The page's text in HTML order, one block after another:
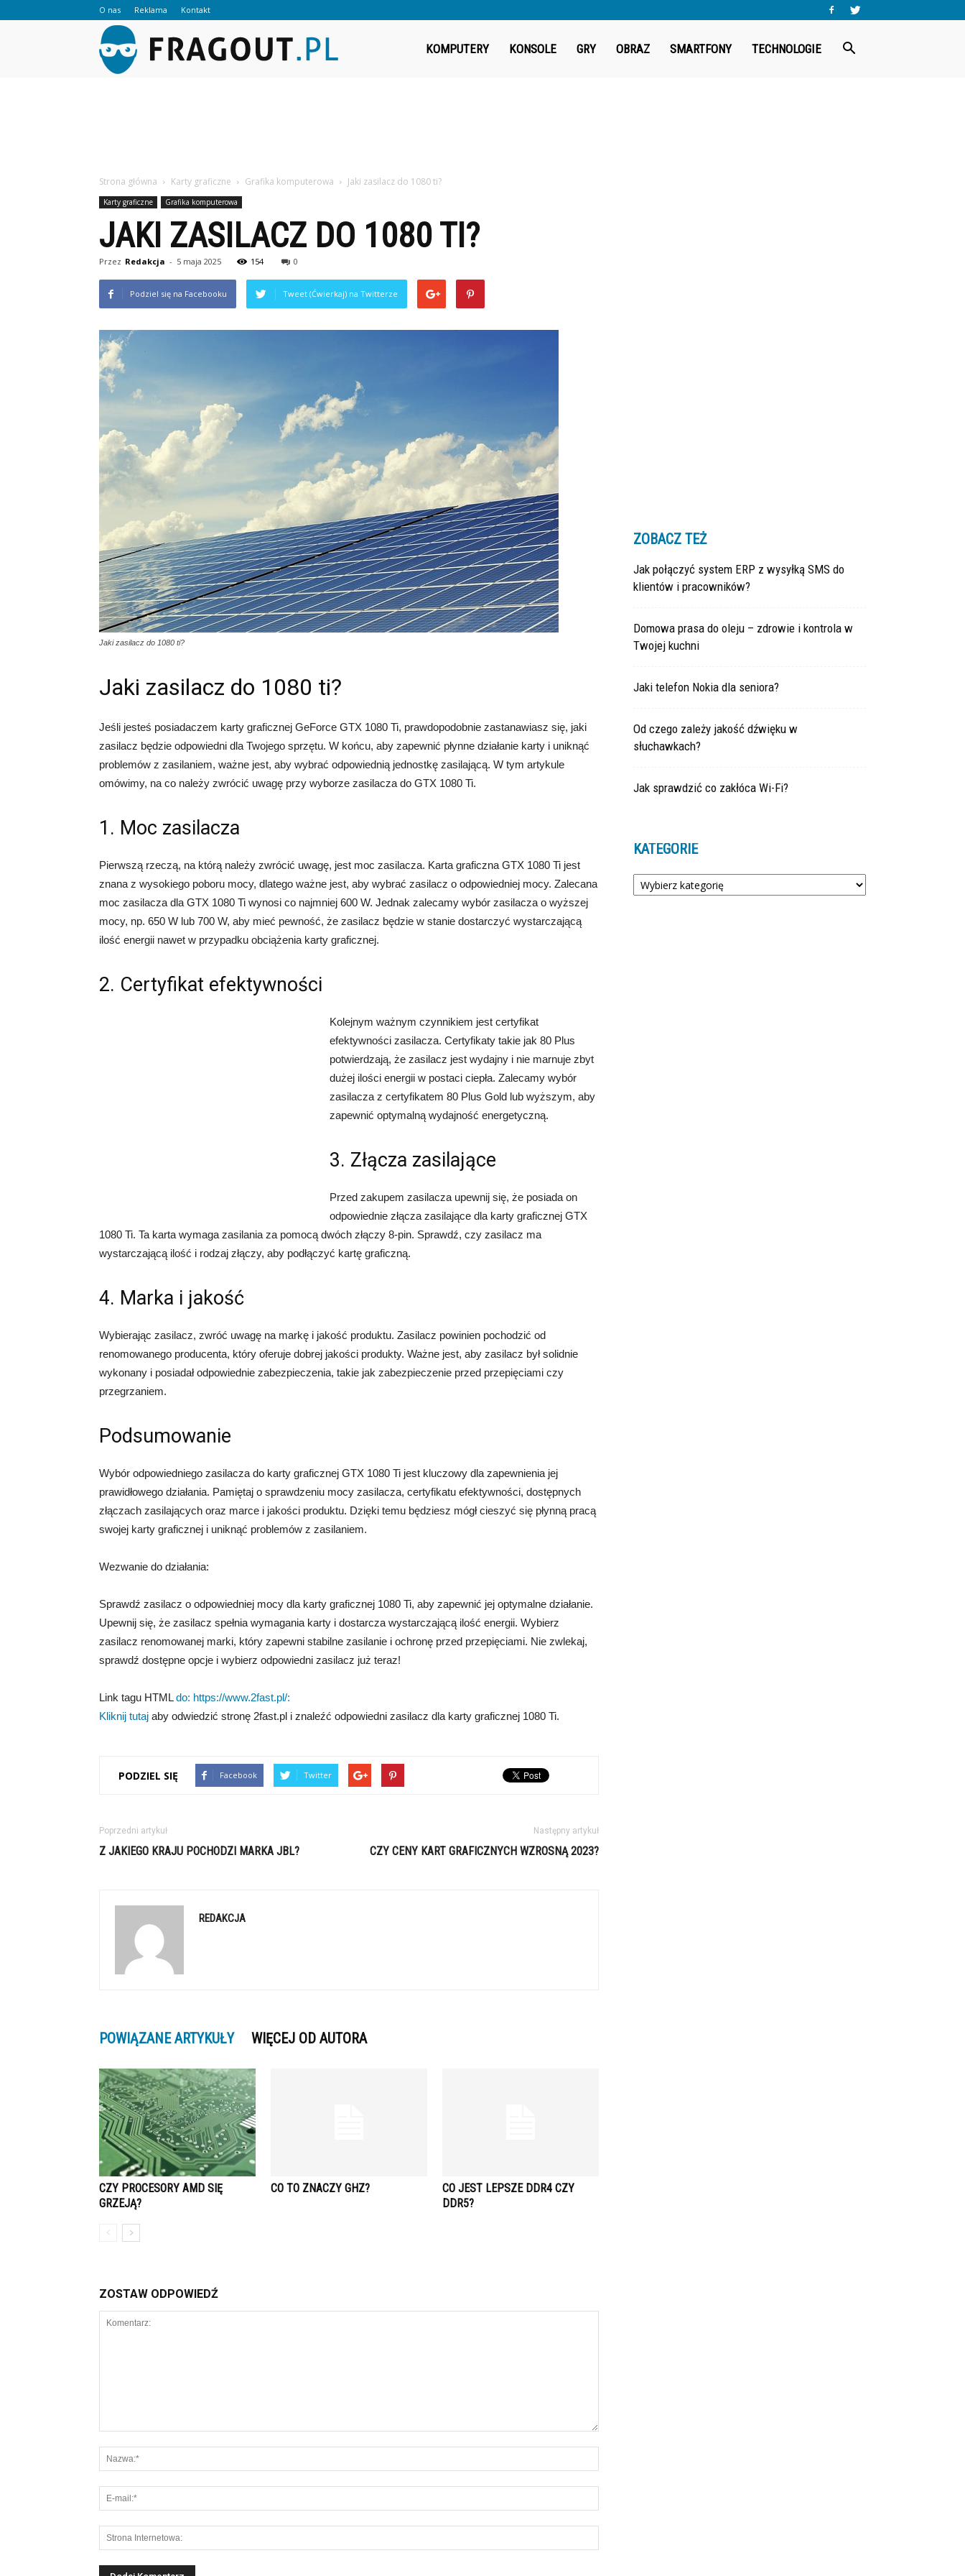
O nas Reklama Kontakt
KOMPUTERY KONSOLE GRY OBRAZ SMARTFONY TECHNOLOGIE
Strona główna Karty graficzne Grafika komputerowa Jaki zasilacz do 1080 ti?
Karty graficzne Grafika komputerowa
JAKI ZASILACZ DO 1080 TI?
Przez Redakcja - 5 maja 2025 154 0
Podziel się na Facebooku Tweet (Ćwierkaj) na Twitterze
Jaki zasilacz do 1080 ti?
Jaki zasilacz do 1080 ti?
Jeśli jesteś posiadaczem karty graficznej GeForce GTX 1080 Ti, prawdopodobnie zastanawiasz się, jaki
zasilacz będzie odpowiedni dla Twojego sprzętu. W końcu, aby zapewnić płynne działanie karty i uniknąć
problemów z zasilaniem, ważne jest, aby wybrać odpowiednią jednostkę zasilającą. W tym artykule
omówimy, na co należy zwrócić uwagę przy wyborze zasilacza do GTX 1080 Ti.
1. Moc zasilacza
Pierwszą rzeczą, na którą należy zwrócić uwagę, jest moc zasilacza. Karta graficzna GTX 1080 Ti jest
znana z wysokiego poboru mocy, dlatego ważne jest, aby wybrać zasilacz o odpowiedniej mocy. Zalecana
moc zasilacza dla GTX 1080 Ti wynosi co najmniej 600 W. Jednak zalecamy wybór zasilacza o wyższej
mocy, np. 650 W lub 700 W, aby mieć pewność, że zasilacz będzie w stanie dostarczyć wystarczającą
ilość energii nawet w przypadku obciążenia karty graficznej.
2. Certyfikat efektywności
Kolejnym ważnym czynnikiem jest certyfikat
efektywności zasilacza. Certyfikaty takie jak 80 Plus
potwierdzają, że zasilacz jest wydajny i nie marnuje zbyt
dużej ilości energii w postaci ciepła. Zalecamy wybór
zasilacza z certyfikatem 80 Plus Gold lub wyższym, aby
zapewnić optymalną wydajność energetyczną.
3. Złącza zasilające
Przed zakupem zasilacza upewnij się, że posiada on
odpowiednie złącza zasilające dla karty graficznej GTX
1080 Ti. Ta karta wymaga zasilania za pomocą dwóch złączy 8-pin. Sprawdź, czy zasilacz ma
wystarczającą ilość i rodzaj złączy, aby podłączyć kartę graficzną.
4. Marka i jakość
Wybierając zasilacz, zwróć uwagę na markę i jakość produktu. Zasilacz powinien pochodzić od
renomowanego producenta, który oferuje dobrej jakości produkty. Ważne jest, aby zasilacz był solidnie
wykonany i posiadał odpowiednie zabezpieczenia, takie jak zabezpieczenie przed przepięciami czy
przegrzaniem.
Podsumowanie
Wybór odpowiedniego zasilacza do karty graficznej GTX 1080 Ti jest kluczowy dla zapewnienia jej
prawidłowego działania. Pamiętaj o sprawdzeniu mocy zasilacza, certyfikatu efektywności, dostępnych
złączach zasilających oraz marce i jakości produktu. Dzięki temu będziesz mógł cieszyć się płynną pracą
swojej karty graficznej i uniknąć problemów z zasilaniem.
Wezwanie do działania:
Sprawdź zasilacz o odpowiedniej mocy dla karty graficznej 1080 Ti, aby zapewnić jej optymalne działanie.
Upewnij się, że zasilacz spełnia wymagania karty i dostarcza wystarczającą ilość energii. Wybierz
zasilacz renomowanej marki, który zapewni stabilne zasilanie i ochronę przed przepięciami. Nie zwlekaj,
sprawdź dostępne opcje i wybierz odpowiedni zasilacz już teraz!
Link tagu HTMLdo: https://www.2fast.pl/:
Kliknij tutaj aby odwiedzić stronę 2fast.pl i znaleźć odpowiedni zasilacz dla karty graficznej 1080 Ti.
PODZIEL SIĘ Facebook Twitter
Poprzedni artykuł
Z JAKIEGO KRAJU POCHODZI MARKA JBL?
Następny artykuł
CZY CENY KART GRAFICZNYCH WZROSNĄ 2023?
REDAKCJA
POWIĄZANE ARTYKUŁY WIĘCEJ OD AUTORA
CZY PROCESORY AMD SIĘ
GRZEJĄ?
CO TO ZNACZY GHZ?
CO JEST LEPSZE DDR4 CZY
DDR5?
ZOSTAW ODPOWIEDŹ
ZOBACZ TEŻ
Jak połączyć system ERP z wysyłką SMS do
klientów i pracowników?
Domowa prasa do oleju – zdrowie i kontrola w
Twojej kuchni
Jaki telefon Nokia dla seniora?
Od czego zależy jakość dźwięku w
słuchawkach?
Jak sprawdzić co zakłóca Wi-Fi?
KATEGORIE
Kategorie